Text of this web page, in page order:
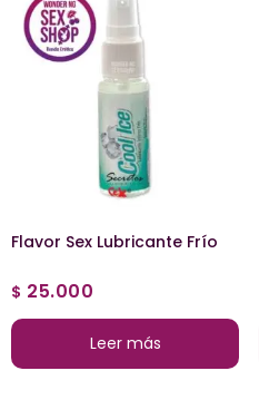
Flavor Sex Lubricante Frío
$ 25.000
Leer más